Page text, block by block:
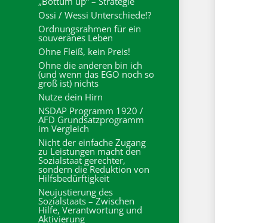
Ossi / Wessi Unterschiede!?
Ordnungsrahmen für ein
souveränes Leben
Ohne Fleiß, kein Preis!
Ohne die anderen bin ich
(und wenn das EGO noch so
groß ist) nichts
Nutze dein Hirn
NSDAP Programm 1920 /
AFD Grundsatzprogramm
im Vergleich
Nicht der einfache Zugang
zu Leistungen macht den
Sozialstaat gerechter,
sondern die Reduktion von
Hilfsbedürftigkeit
Neujustierung des
Sozialstaats – Zwischen
Hilfe, Verantwortung und
Aktivierung